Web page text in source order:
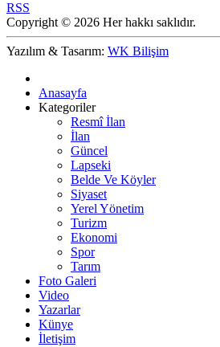
RSS
Copyright © 2026 Her hakkı saklıdır.
Yazılım & Tasarım: WK Bilişim
Anasayfa
Kategoriler
Resmî İlan
İlan
Güncel
Lapseki
Belde Ve Köyler
Siyaset
Yerel Yönetim
Turizm
Ekonomi
Spor
Tarım
Foto Galeri
Video
Yazarlar
Künye
İletişim